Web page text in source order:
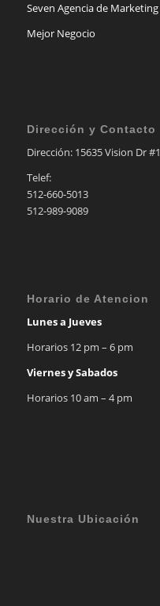
Seven Agencia de Marketing
Mejor Negocio
Dirección y Contacto
Dirección: 15635 Vision Dr
Telef:
512-660-5013
512-989-9089
Horario de Atencion
Lunes a Jueves
Horarios 12 pm – 6 pm
Viernes y Sabados
Horarios 10 am – 4 pm
Nuestra Ubicación